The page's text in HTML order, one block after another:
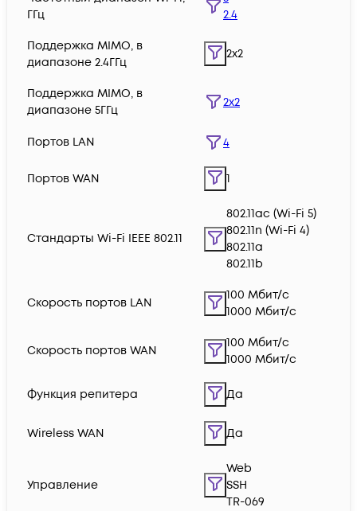
ГГц
2.4
Поддержка MIMO, в
диапазоне 2.4ГГц
2x2
Поддержка MIMO, в
диапазоне 5ГГц
2x2
Портов LAN 4
Портов WAN 1
Стандарты Wi-Fi IEEE 802.11
802.11ac (Wi-Fi 5)
802.11n (Wi-Fi 4)
802.11a
802.11b
Скорость портов LAN
100 Мбит/с
1000 Мбит/с
Скорость портов WAN
100 Мбит/с
1000 Мбит/с
Функция репитера Да
Wireless WAN Да
Управление
Web
SSH
TR-069